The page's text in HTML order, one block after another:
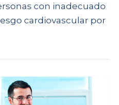
con inadecuado
cardiovascular por